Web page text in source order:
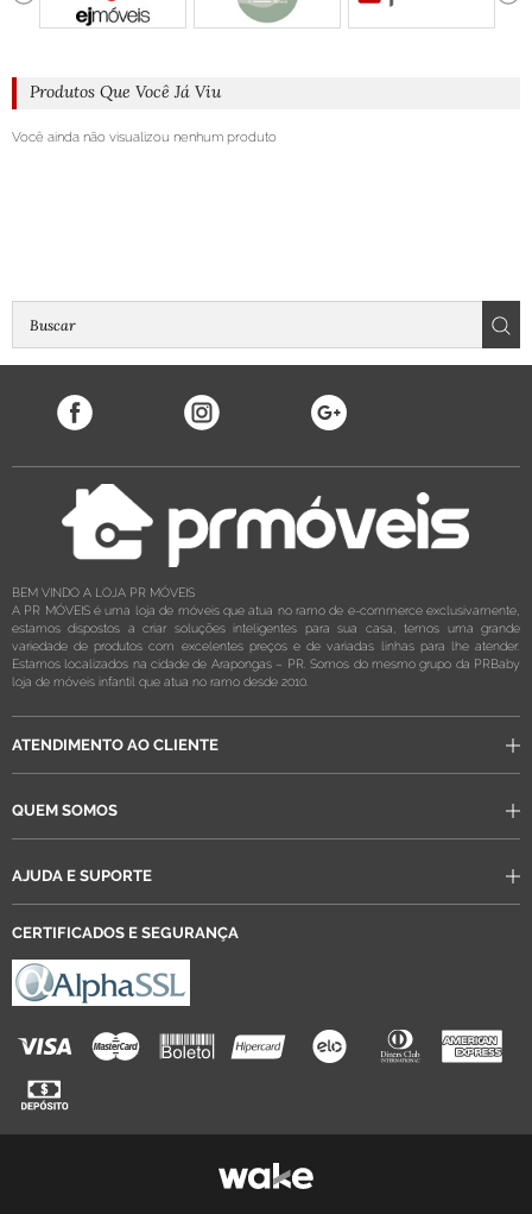
Produtos Que Você Já Viu
Você ainda não visualizou nenhum produto
BEM VINDO A LOJA PR MÓVEIS
A PR MÓVEIS é uma loja de móveis que atua no ramo de e-commerce exclusivamente,
estamos dispostos a criar soluções inteligentes para sua casa, temos uma grande
variedade de produtos com excelentes preços e de variadas linhas para lhe atender.
Estamos localizados na cidade de Arapongas – PR. Somos do mesmo grupo da PRBaby
loja de móveis infantil que atua no ramo desde 2010.
ATENDIMENTO AO CLIENTE
QUEM SOMOS
AJUDA E SUPORTE
CERTIFICADOS E SEGURANÇA